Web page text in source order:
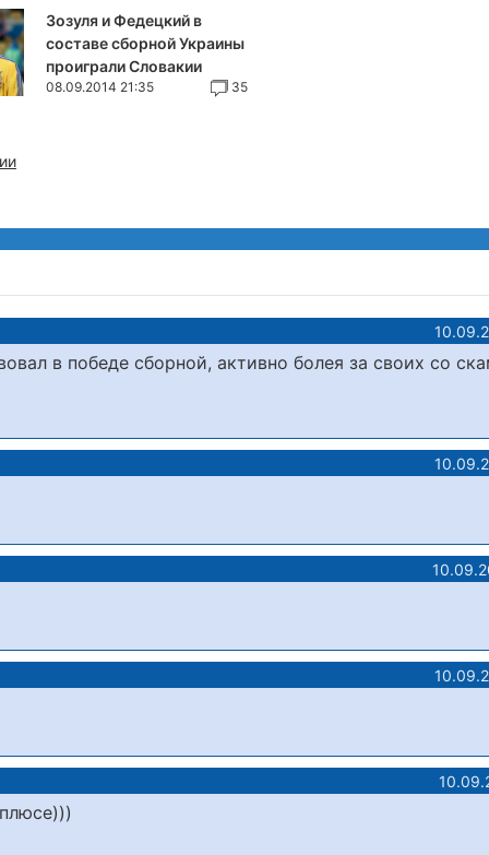
Зозуля и Федецкий в
составе сборной Украины
проиграли Словакии
08.09.2014 21:35 35
в победе сборной, активно болея за своих со